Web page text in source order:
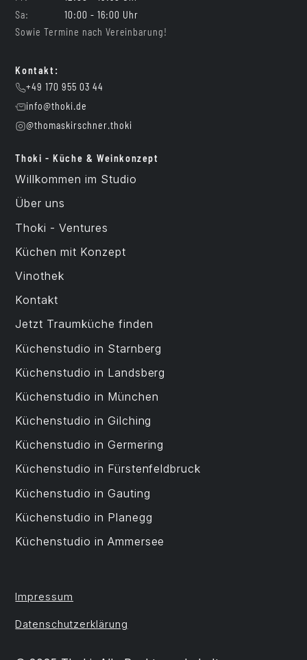
Sa:
10:00 - 16:00 Uhr
Sowie Termine nach Vereinbarung!
Kontakt:
+49 170 955 03 44
info@thoki.de
@thomaskirschner.thoki
Thoki - Küche & Weinkonzept
Willkommen im Studio
Über uns
Thoki - Ventures
Küchen mit Konzept
Vinothek
Kontakt
Jetzt Traumküche finden
Küchenstudio in Starnberg
Küchenstudio in Landsberg
Küchenstudio in München
Küchenstudio in Gilching
Küchenstudio in Germering
Küchenstudio in Fürstenfeldbruck
Küchenstudio in Gauting
Küchenstudio in Planegg
Küchenstudio in Ammersee
Impressum
Datenschutzerklärung